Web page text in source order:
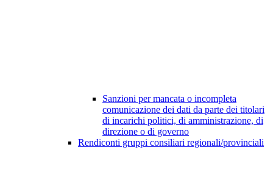
Sanzioni per mancata o incompleta
comunicazione dei dati da parte dei titolari
di incarichi politici, di amministrazione, di
direzione o di governo
Rendiconti gruppi consiliari regionali/provinciali